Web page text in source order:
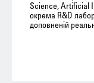
Science, Artificial
окрема R&D
доповненій